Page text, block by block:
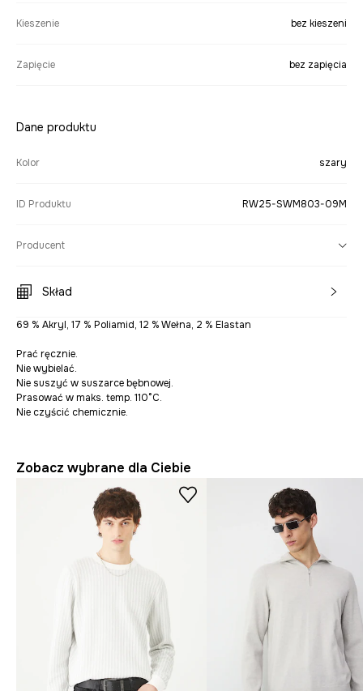
Kieszenie bez kieszeni
Zapięcie bez zapięcia
Dane produktu
Kolor szary
ID Produktu RW25-SWM803-09M
Producent
Skład
69 % Akryl, 17 % Poliamid, 12 % Wełna, 2 % Elastan
Prać ręcznie.
Nie wybielać.
Nie suszyć w suszarce bębnowej.
Prasować w maks. temp. 110°C.
Nie czyścić chemicznie.
Zobacz wybrane dla Ciebie